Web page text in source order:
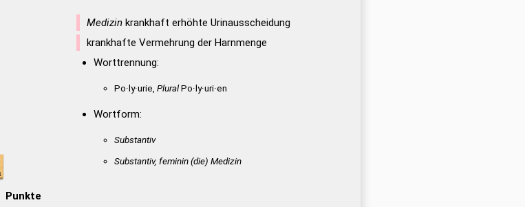
Punkte
Medizinkrankhaft erhöhte Urinausscheidung
krankhafte Vermehrung der Harnmenge
Worttrennung:
Po·ly·urie, PluralPo·ly·uri·en
Wortform:
Substantiv
Substantiv, feminin(die) Medizin